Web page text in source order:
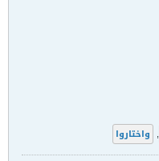
, واختاروا